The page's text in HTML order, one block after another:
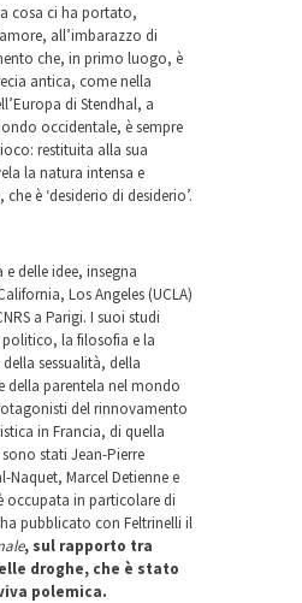
cosa ci ha portato,
all’imbarazzo di
che, in primo luogo, è
antica, come nella
di Stendhal, a
occidentale, è sempre
restituita alla sua
la natura intensa e
è ‘desiderio di desiderio’.
delle idee, insegna
Los Angeles (UCLA)
a Parigi. I suoi studi
la filosofia e la
sessualità, della
della parentela nel mondo
del rinnovamento
in Francia, di quella
stati Jean-Pierre
Naquet, Marcel Detienne e
occupata in particolare di
ha pubblicato con Feltrinelli il
, sul rapporto tra
droghe, che è stato
polemica.